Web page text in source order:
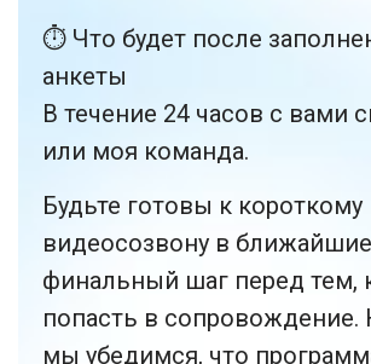
⏱ Что будет после
анкеты
В течение 24 часов с вами
или моя команда.
Будьте готовы к короткому
видеосозвону в
финальный шаг перед тем,
попасть в сопровождение.
мы убедимся, что